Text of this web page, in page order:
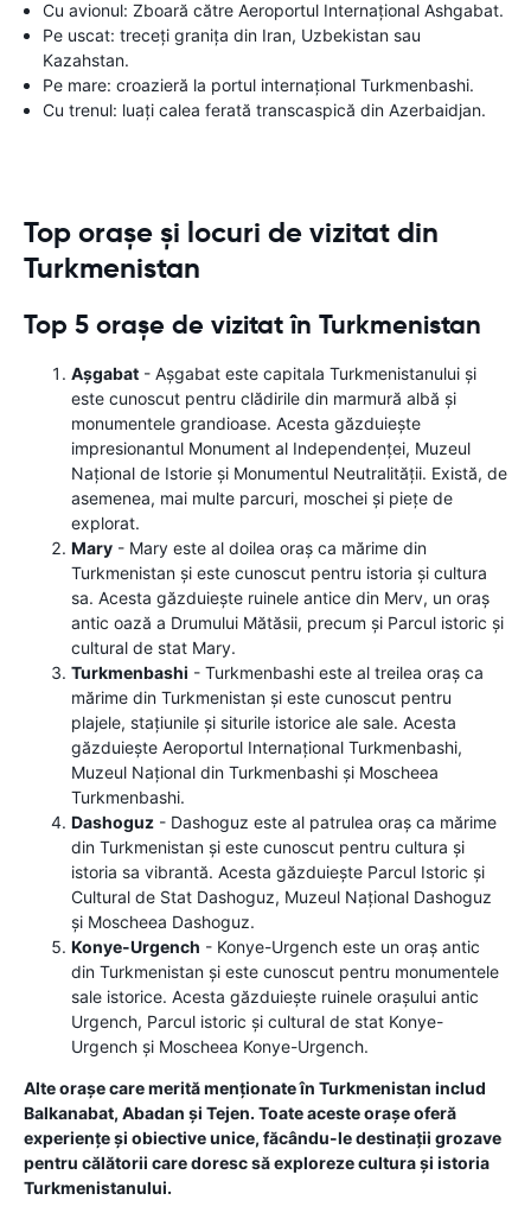
Cu avionul: Zboară către Aeroportul Internațional Ashgabat.
Pe uscat: treceți granița din Iran, Uzbekistan sau
Kazahstan.
Pe mare: croazieră la portul internațional Turkmenbashi.
Cu trenul: luați calea ferată transcaspică din Azerbaidjan.
Top orașe și locuri de vizitat din
Turkmenistan
Top 5 orașe de vizitat în Turkmenistan
Așgabat - Așgabat este capitala Turkmenistanului și
este cunoscut pentru clădirile din marmură albă și
monumentele grandioase. Acesta găzduiește
impresionantul Monument al Independenței, Muzeul
Național de Istorie și Monumentul Neutralității. Există, de
asemenea, mai multe parcuri, moschei și piețe de
explorat.
Mary - Mary este al doilea oraș ca mărime din
Turkmenistan și este cunoscut pentru istoria și cultura
sa. Acesta găzduiește ruinele antice din Merv, un oraș
antic oază a Drumului Mătăsii, precum și Parcul istoric și
cultural de stat Mary.
Turkmenbashi - Turkmenbashi este al treilea oraș ca
mărime din Turkmenistan și este cunoscut pentru
plajele, stațiunile și siturile istorice ale sale. Acesta
găzduiește Aeroportul Internațional Turkmenbashi,
Muzeul Național din Turkmenbashi și Moscheea
Turkmenbashi.
Dashoguz - Dashoguz este al patrulea oraș ca mărime
din Turkmenistan și este cunoscut pentru cultura și
istoria sa vibrantă. Acesta găzduiește Parcul Istoric și
Cultural de Stat Dashoguz, Muzeul Național Dashoguz
și Moscheea Dashoguz.
Konye-Urgench - Konye-Urgench este un oraș antic
din Turkmenistan și este cunoscut pentru monumentele
sale istorice. Acesta găzduiește ruinele orașului antic
Urgench, Parcul istoric și cultural de stat Konye-
Urgench și Moscheea Konye-Urgench.
Alte orașe care merită menționate în Turkmenistan includ
Balkanabat, Abadan și Tejen. Toate aceste orașe oferă
experiențe și obiective unice, făcându-le destinații grozave
pentru călătorii care doresc să exploreze cultura și istoria
Turkmenistanului.